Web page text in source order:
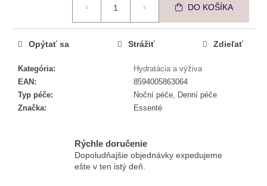
DO KOŠÍKA
Kategória:
Hydratácia a výživa
EAN:
8594005863064
Typ péče:
Noční péče, Denní péče
Značka: Essenté
Opýtať sa Strážiť Zdieľať
Rýchle doručenie
Dopoludňajšie objednávky expedujeme
ešte v ten istý deň.
a
m
ESSENTÉ
HYDRATAČNÁ
KRÉMOVÁ